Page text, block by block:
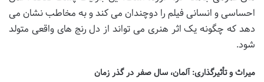
احساسی و انسانی فیلم را دوچندان می کند و به مخاطب نشان می
دهد که چگونه یک اثر هنری می تواند از دل رنج های واقعی متولد
شود.
میراث و تأثیرگذاری: آلمان، سال صفر در گذر زمان